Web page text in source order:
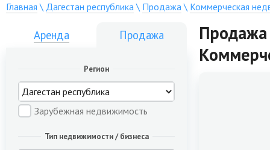
Главная \ Дагестан республика\ Продажа\ Коммерческая
Аренда Продажа
Регион
Зарубежная недвижимость
Тип недвижимости / бизнеса
Продажа